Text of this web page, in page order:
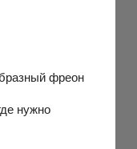
фреон
нужно